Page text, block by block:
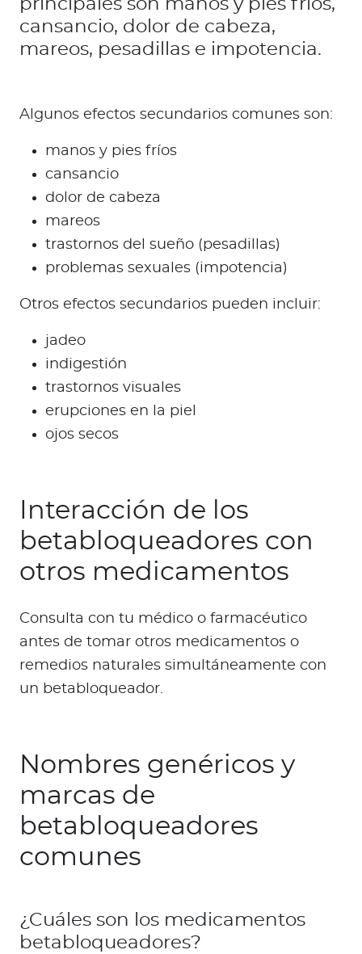
principales son manos y pies fríos,
cansancio, dolor de cabeza,
mareos, pesadillas e impotencia.
Algunos efectos secundarios comunes son:
manos y pies fríos
cansancio
dolor de cabeza
mareos
trastornos del sueño (pesadillas)
problemas sexuales (impotencia)
Otros efectos secundarios pueden incluir:
jadeo
indigestión
trastornos visuales
erupciones en la piel
ojos secos
Interacción de los
betabloqueadores con
otros medicamentos
Consulta con tu médico o farmacéutico
antes de tomar otros medicamentos o
remedios naturales simultáneamente con
un betabloqueador.
Nombres genéricos y
marcas de
betabloqueadores
comunes
¿Cuáles son los medicamentos
betabloqueadores?